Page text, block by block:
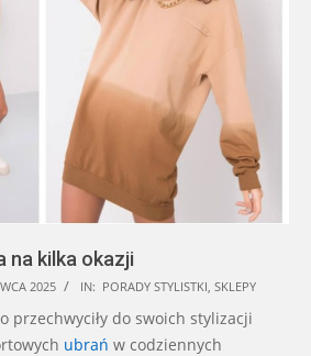
na kilka okazji
2025 IN: PORADY STYLISTKI SKLEPY
przechwyciły do swoich stylizacji
ubrań w codziennych